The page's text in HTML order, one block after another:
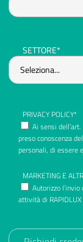
SETTORE*
PRIVACY POLICY*
Ai sensi
preso conoscenza
personali, di essere
MARKETING E
Autorizzo
attività di